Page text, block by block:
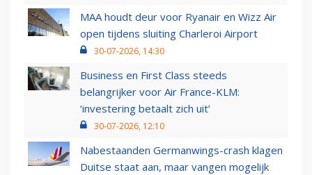
MAA houdt deur voor Ryanair en Wizz Air
open tijdens sluiting Charleroi Airport
30-07-2026, 14:30
Business en First Class steeds
belangrijker voor Air France-KLM:
‘investering betaalt zich uit’
30-07-2026, 12:10
Nabestaanden Germanwings-crash klagen
Duitse staat aan, maar vangen mogelijk